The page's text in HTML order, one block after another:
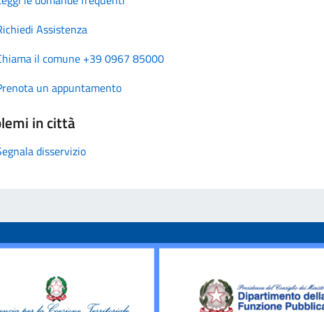
Assistenza
il comune +39 0967 85000
un appuntamento
in città
disservizio